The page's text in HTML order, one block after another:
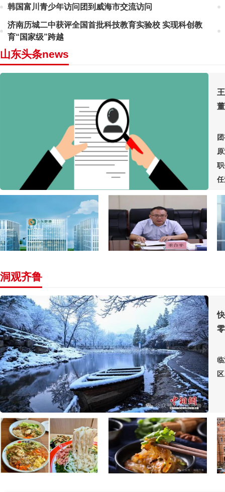
韩国富川青少年访问团到威海市交流访问
济南历城二中获评全国首批科技教育实验校 实现科创教
育“国家级”跨越
山东头条news
洞观齐鲁